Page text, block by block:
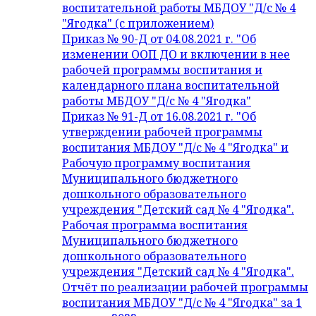
воспитательной работы МБДОУ "Д/с № 4
"Ягодка" (с приложением)
Приказ № 90-Д от 04.08.2021 г. "Об
изменении ООП ДО и включении в нее
рабочей программы воспитания и
календарного плана воспитательной
работы МБДОУ "Д/с № 4 "Ягодка"
Приказ № 91-Д от 16.08.2021 г. "Об
утверждении рабочей программы
воспитания МБДОУ "Д/с № 4 "Ягодка" и
Рабочую программу воспитания
Муниципального бюджетного
дошкольного образовательного
учреждения "Детский сад № 4 "Ягодка".
Рабочая программа воспитания
Муниципального бюджетного
дошкольного образовательного
учреждения "Детский сад № 4 "Ягодка".
Отчёт по реализации рабочей программы
воспитания МБДОУ "Д/с № 4 "Ягодка" за 1